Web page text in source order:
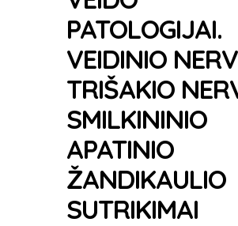
PATOLOGIJAI.
VEIDINIO
TRIŠAKIO
SMILKININIO
APATINIO
ŽANDIKAULIO
SUTRIKIMAI